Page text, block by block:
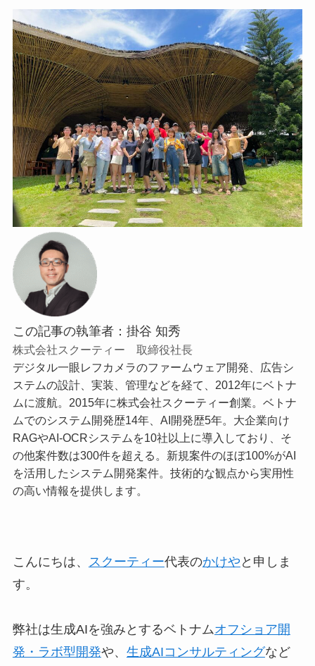
この記事の執筆者：掛谷 知秀
株式会社スクーティー 取締役社長
デジタル一眼レフカメラのファームウェア開発、広告シ
ステムの設計、実装、管理などを経て、2012年にベトナ
ムに渡航。2015年に株式会社スクーティー創業。ベトナ
ムでのシステム開発歴14年、AI開発歴5年。大企業向け
RAGやAI-OCRシステムを10社以上に導入しており、そ
の他案件数は300件を超える。新規案件のほぼ100%がAI
を活用したシステム開発案件。技術的な観点から実用性
の高い情報を提供します。
こんにちは、 スクーティー代表のかけや と申しま
す。
弊社は生成AIを強みとするベトナムオフショア開
発・ラボ型開発や、 生成AIコンサルティングなど